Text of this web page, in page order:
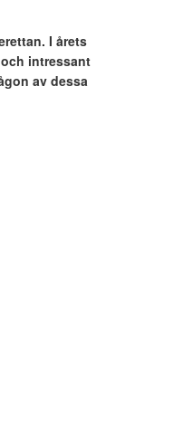
I årets
intressant
av dessa